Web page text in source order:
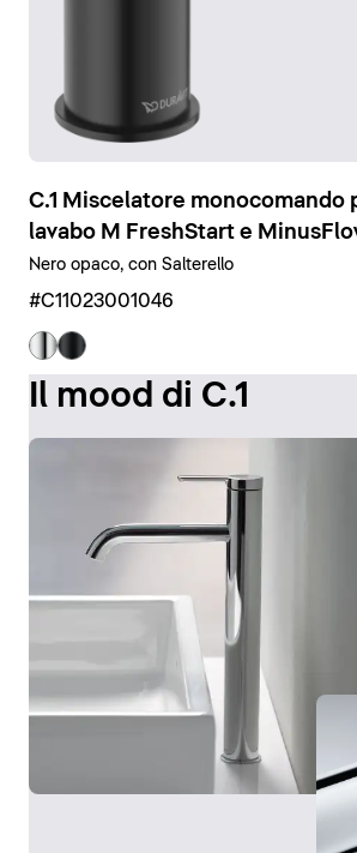
C.1 Miscelatore monocomando
lavabo M FreshStart e
Nero opaco, con Salterello
#C11023001046
Il mood di C.1